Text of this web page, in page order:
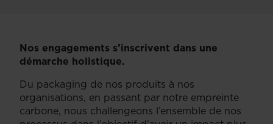
Nos engagements s’inscrivent dans une
démarche holistique.
Du packaging de nos produits à nos
organisations, en passant par notre empreinte
carbone, nous challengeons l’ensemble de nos